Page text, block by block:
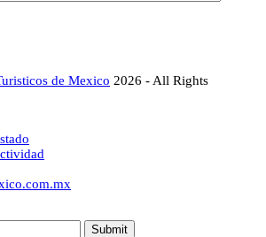
de Mexico 2026 - All Rights
Submit